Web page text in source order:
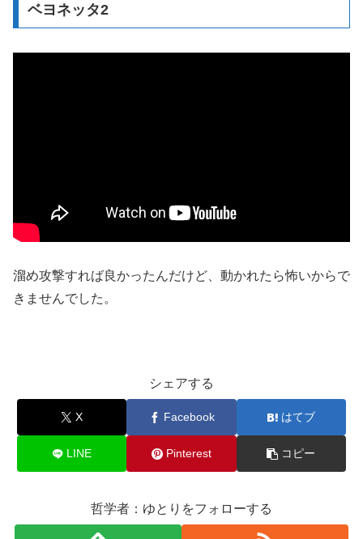
ベヨネッタ2
溜め攻撃すれば良かったんだけど、動かれたら怖いからで
きませんでした。
シェアする
X Facebook はてブ
LINE Pinterest コピー
哲学者：ゆとりをフォローする